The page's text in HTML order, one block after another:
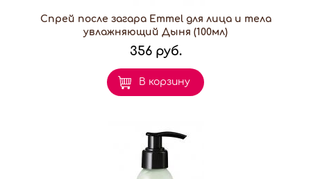
Спрей после загара Emmel для лица и тела
увлажняющий Дыня (100мл)
356 руб.
В корзину